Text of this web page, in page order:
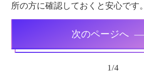
所の方に確認しておくと安心です。
次のページへ
1/4